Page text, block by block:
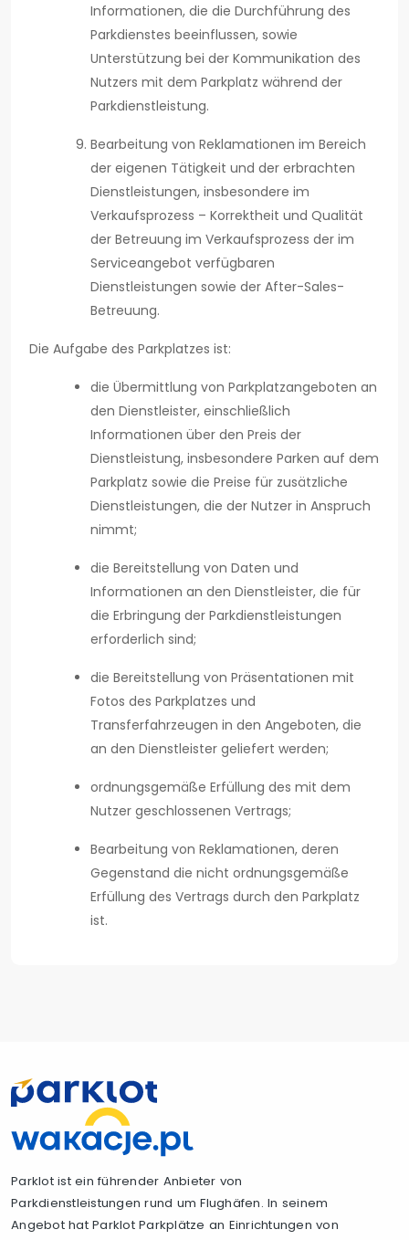
Informationen, die die Durchführung des
Parkdienstes beeinflussen, sowie
Unterstützung bei der Kommunikation des
Nutzers mit dem Parkplatz während der
Parkdienstleistung.
Bearbeitung von Reklamationen im Bereich
der eigenen Tätigkeit und der erbrachten
Dienstleistungen, insbesondere im
Verkaufsprozess – Korrektheit und Qualität
der Betreuung im Verkaufsprozess der im
Serviceangebot verfügbaren
Dienstleistungen sowie der After-Sales-
Betreuung.
Die Aufgabe des Parkplatzes ist:
die Übermittlung von Parkplatzangeboten an
den Dienstleister, einschließlich
Informationen über den Preis der
Dienstleistung, insbesondere Parken auf dem
Parkplatz sowie die Preise für zusätzliche
Dienstleistungen, die der Nutzer in Anspruch
nimmt;
die Bereitstellung von Daten und
Informationen an den Dienstleister, die für
die Erbringung der Parkdienstleistungen
erforderlich sind;
die Bereitstellung von Präsentationen mit
Fotos des Parkplatzes und
Transferfahrzeugen in den Angeboten, die
an den Dienstleister geliefert werden;
ordnungsgemäße Erfüllung des mit dem
Nutzer geschlossenen Vertrags;
Bearbeitung von Reklamationen, deren
Gegenstand die nicht ordnungsgemäße
Erfüllung des Vertrags durch den Parkplatz
ist.
Parklot ist ein führender Anbieter von
Parkdienstleistungen rund um Flughäfen. In seinem
Angebot hat Parklot Parkplätze an Einrichtungen von